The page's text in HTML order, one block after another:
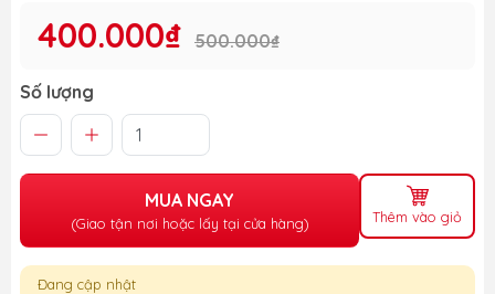
400.000₫ 500.000₫
Số lượng
MUA NGAY
(Giao tận nơi hoặc lấy tại cửa hàng) Thêm vào giỏ
Đang cập nhật